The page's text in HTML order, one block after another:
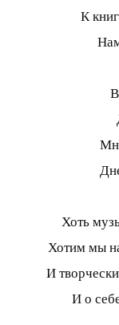
К
Хоть
Хотим мы
И
И о